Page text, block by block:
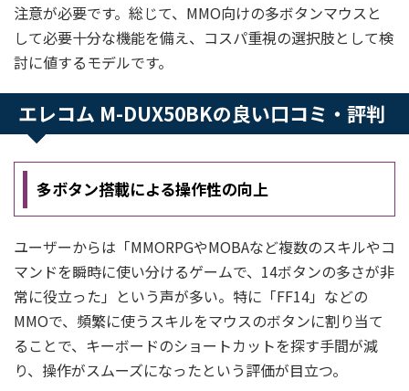
注意が必要です。総じて、MMO向けの多ボタンマウスと
して必要十分な機能を備え、コスパ重視の選択肢として検
討に値するモデルです。
エレコム M-DUX50BKの良い口コミ・評判
多ボタン搭載による操作性の向上
ユーザーからは「MMORPGやMOBAなど複数のスキルやコ
マンドを瞬時に使い分けるゲームで、14ボタンの多さが非
常に役立った」という声が多い。特に「FF14」などの
MMOで、頻繁に使うスキルをマウスのボタンに割り当て
ることで、キーボードのショートカットを探す手間が減
り、操作がスムーズになったという評価が目立つ。